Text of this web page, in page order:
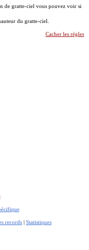
de gratte-ciel vous pouvez voir si
du gratte-ciel.
Cacher les règles
records | Statistiques